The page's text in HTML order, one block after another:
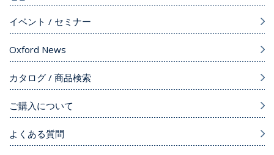
イベント / セミナー
Oxford News
カタログ / 商品検索
ご購入について
よくある質問